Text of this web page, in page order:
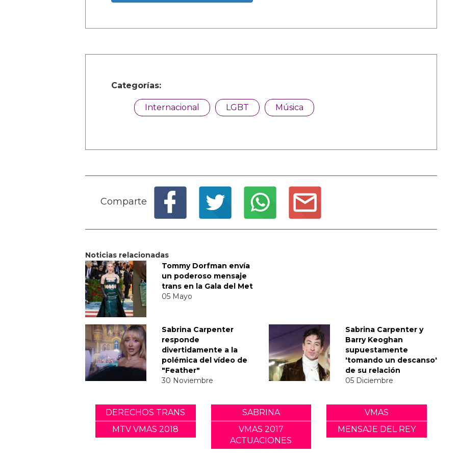
Categorías:
Internacional LGBT Música
Comparte
Noticias relacionadas
Tommy Dorfman envía
un poderoso mensaje
trans en la Gala del Met
05 Mayo
Sabrina Carpenter
responde
divertidamente a la
polémica del vídeo de
"Feather"
30 Noviembre
Sabrina Carpenter y
Barry Keoghan
supuestamente
'tomando un descanso'
de su relación
05 Diciembre
DERECHOS TRANS SABRINA
VMAS
MTV VMAS 2018
VMAS 2017
ACTUACIONES
MENSAJE DEL REY